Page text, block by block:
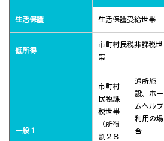
生活保護 生活保護受給世帯
低所得
市町村民税非課税世
帯
一般１
市町村
民税課
税世帯
（所得
割２８
通所施
設、ホー
ムヘルプ
利用の場
合